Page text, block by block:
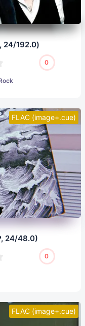
24/192.0)
0
FLAC (image+.cue)
24/48.0)
0
FLAC (image+.cue)